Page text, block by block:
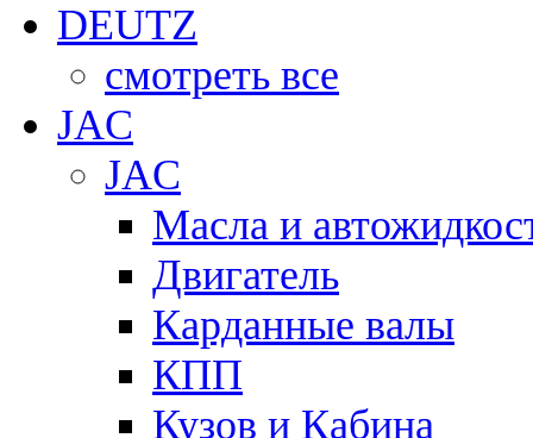
DEUTZ
смотреть все
JAC
JAC
Масла и
Двигатель
Карданные валы
КПП
Кузов и Кабина